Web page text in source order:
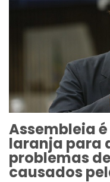
Assembleia
laranja para
problemas
causados